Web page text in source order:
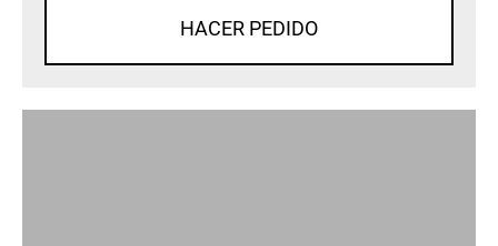
HACER PEDIDO